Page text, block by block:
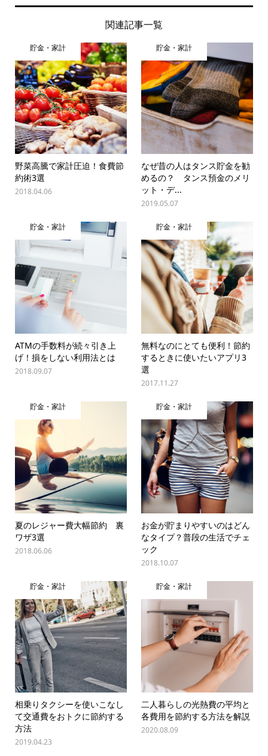
関連記事一覧
貯金・家計
野菜高騰で家計圧迫！食費節
約術3選
2018.04.06
貯金・家計
なぜ昔の人はタンス貯金を勧
めるの？ タンス預金のメリ
ット・デ...
2019.05.07
貯金・家計
ATMの手数料が続々引き上
げ！損をしない利用法とは
2018.09.07
貯金・家計
無料なのにとても便利！節約
するときに使いたいアプリ3
選
2017.11.27
貯金・家計
夏のレジャー費大幅節約 裏
ワザ3選
2018.06.06
貯金・家計
お金が貯まりやすいのはどん
なタイプ？普段の生活でチェ
ック
2018.10.07
貯金・家計
相乗りタクシーを使いこなし
て交通費をおトクに節約する
方法
2019.04.23
貯金・家計
二人暮らしの光熱費の平均と
各費用を節約する方法を解説
2020.08.09